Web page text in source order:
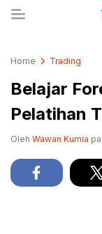
Home Trading
Belajar
Pelatihan
Oleh Wawan Kurnia